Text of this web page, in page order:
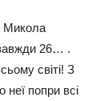
Микола
26… .
світі! З
неї попри всі